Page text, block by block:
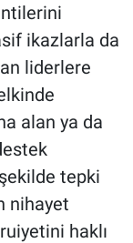
ikazlarla da
liderlere
alan ya da
tepki
nihayet
haklı